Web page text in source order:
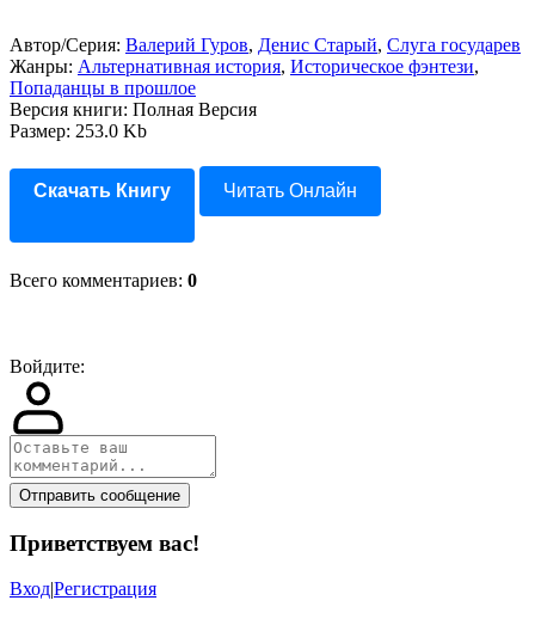
Автор/Серия: Валерий Гуров, Денис Старый, Слуга государев
Жанры: Альтернативная история, Историческое фэнтези,
Попаданцы в прошлое
Версия книги: Полная Версия
Размер: 253.0 Kb
Скачать Книгу Читать Онлайн
Всего комментариев: 0
Войдите:
Отправить сообщение
Приветствуем вас!
Вход|Регистрация